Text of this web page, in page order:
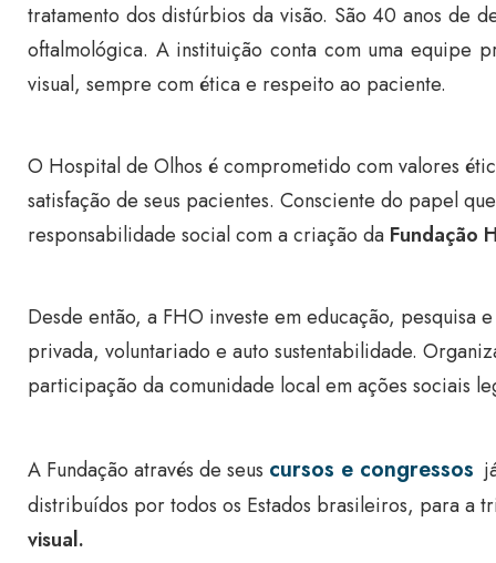
tratamento dos distúrbios da visão. São 40 anos de
oftalmológica. A instituição conta com uma equipe
visual, sempre com ética e respeito ao paciente.
O Hospital de Olhos é comprometido com valores
satisfação de seus pacientes. Consciente do papel
responsabilidade social com a criação da Fundação
Desde então, a FHO investe em educação, pesquisa
privada, voluntariado e auto sustentabilidade.
participação da comunidade local em ações sociais
A Fundação através de seus cursos e congressos
distribuídos por todos os Estados brasileiros, para a
visual.